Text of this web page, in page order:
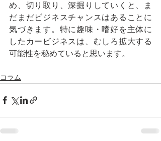
め、切り取り、深掘りしていくと、ま
だまだビジネスチャンスはあることに
気づきます。特に趣味・嗜好を主体に
したカービジネスは、むしろ拡大する
可能性を秘めていると思います。
コラム